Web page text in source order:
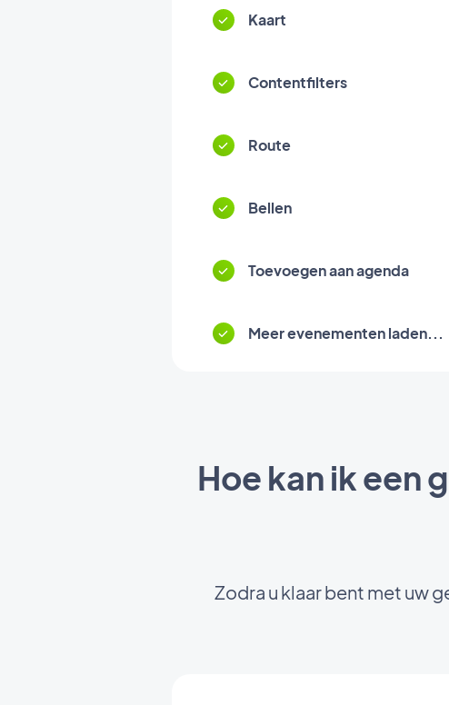
Kaart
Contentfilters
Route
Bellen
Toevoegen aan agenda
Meer evenementen laden...
Hoe kan ik een
Zodra u klaar bent met uw